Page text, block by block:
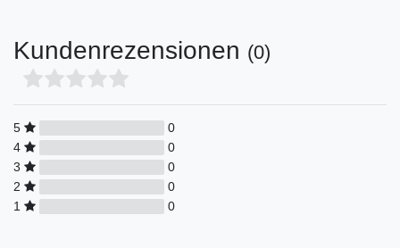
Kundenrezensionen (0)
5
0
4
0
3
0
2
0
1
0